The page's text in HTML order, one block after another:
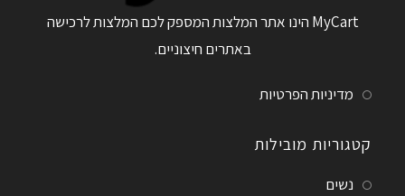
MyCart הינו אתר המלצות המספק לכם המלצות לרכישה
באתרים חיצוניים.
מדיניות הפרטיות
קטגוריות מובילות
נשים